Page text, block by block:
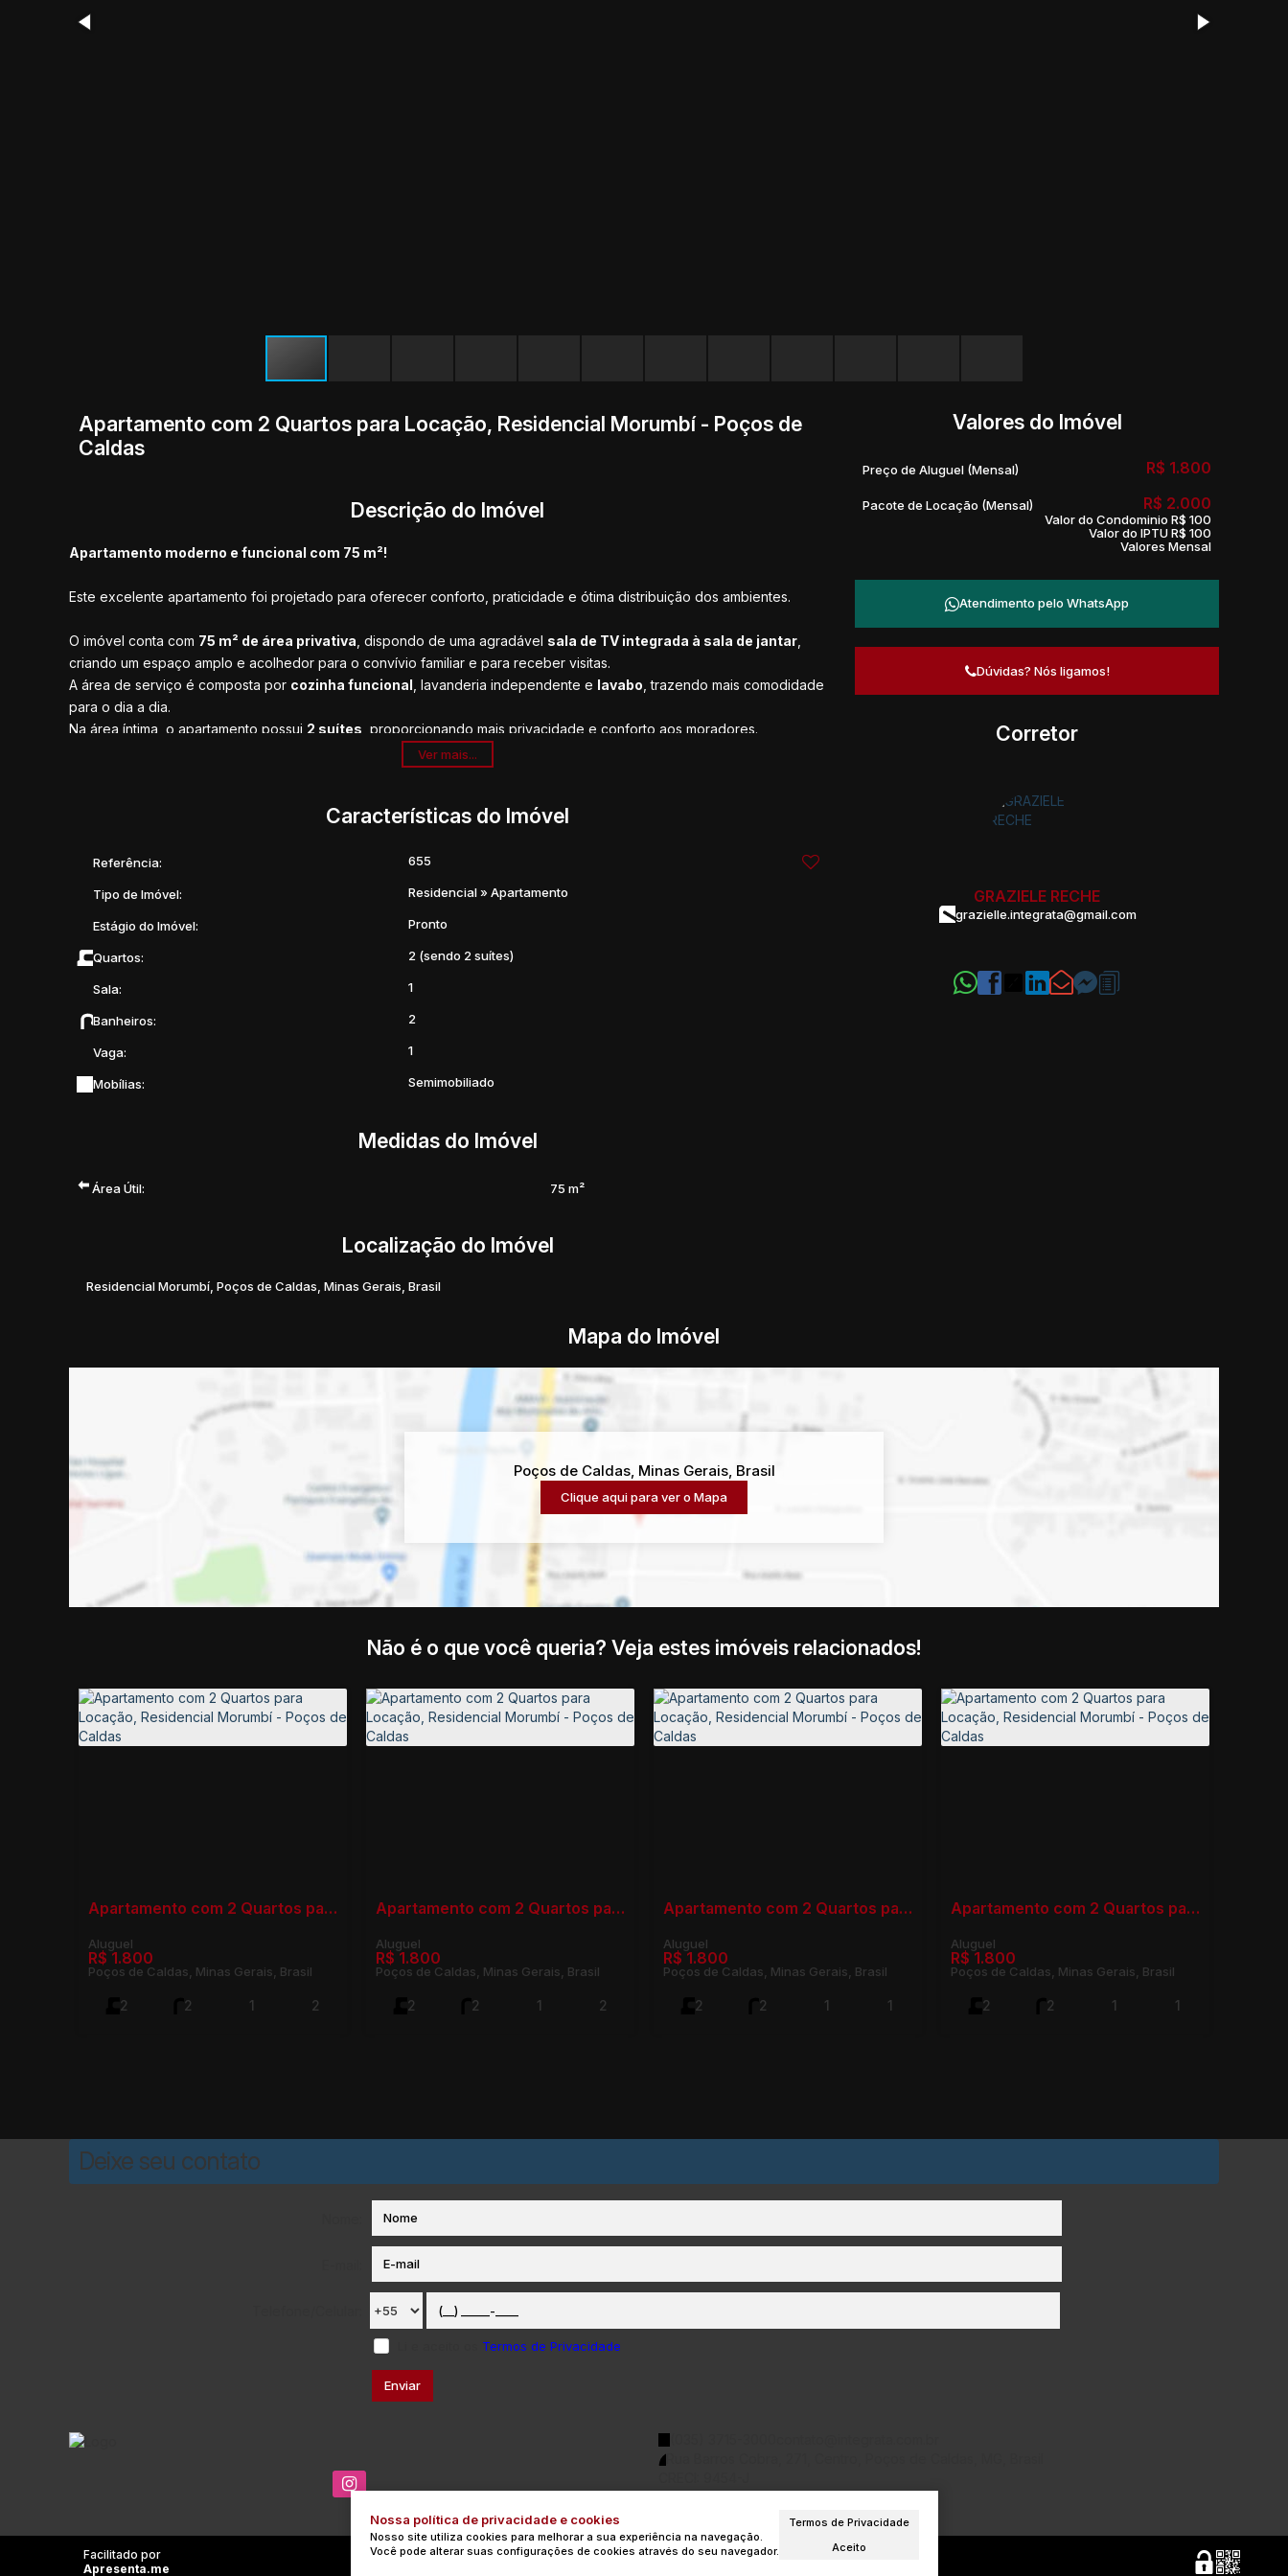
Nossa política de privacidade e cookies
Nosso site utiliza cookies para melhorar a sua experiência na navegação.
Você pode alterar suas configurações de cookies através do seu navegador.
Termos de Privacidade
Aceito
Apartamento com 2 Quartos para Locação, Residencial Morumbí - Poços de
Caldas
Descrição do Imóvel
Apartamento moderno e funcional com 75 m²!
Este excelente apartamento foi projetado para oferecer conforto, praticidade e ótima distribuição dos ambientes.
O imóvel conta com 75 m² de área privativa , dispondo de uma agradável sala de TV integrada à sala de jantar
criando um espaço amplo e acolhedor para o convívio familiar e para receber visitas.
A área de serviço é composta por cozinha funcional , lavanderia independente e lavabo , trazendo mais comodidade
para o dia a dia.
Na área íntima, o apartamento possui 2 suítes , proporcionando mais privacidade e conforto aos moradores.
#Oportunidade #VemMorarBem #PoçosDeCaldas #MercadoImobiliário #IntegrataImóveis
Ver mais...
Características do Imóvel
Referência: 655
Tipo de Imóvel: Residencial» Apartamento
Estágio do Imóvel: Pronto
Quartos: 2 (sendo 2 suítes)
Sala: 1
Banheiros: 2
Vaga: 1
Mobílias: Semimobiliado
Medidas do Imóvel
Área Útil: 75 m²
Localização do Imóvel
Residencial Morumbí Poços de Caldas Minas Gerais Brasil
Valores do Imóvel
R$ 1.800
Preço de Aluguel (Mensal)
Valores Mensal
Valor do IPTUR$ 100
Valor do Condominio R$ 100
R$ 2.000
Pacote de Locação (Mensal)
Atendimento pelo WhatsApp
Dúvidas? Nós ligamos!
Corretor
GRAZIELE RECHE
grazielle.integrata@gmail.com
Mapa do Imóvel
Poços de Caldas, Minas Gerais, Brasil
Clique aqui para ver o Mapa
Não é o que você queria? Veja estes imóveis relacionados!
Apartamento com 2 Quartos para Locação, Residencial Morumbí - Poços de Caldas
R$ 1.800
Poços de Caldas, Minas Gerais, Brasil
2 2 1
2
Apartamento com 2 Quartos para Locação, Residencial Morumbí - Poços de Caldas
R$ 1.800
Poços de Caldas, Minas Gerais, Brasil
2 2 1
2
Apartamento com 2 Quartos para Locação, Residencial Morumbí - Poços de Caldas
R$ 1.800
Poços de Caldas, Minas Gerais, Brasil
2 2 1
1
Apartamento com 2 Quartos para Locação, Residencial Morumbí - Poços de Caldas
R$ 1.800
Poços de Caldas, Minas Gerais, Brasil
2 2 1
1
Deixe seu contato
Termos de Privacidade